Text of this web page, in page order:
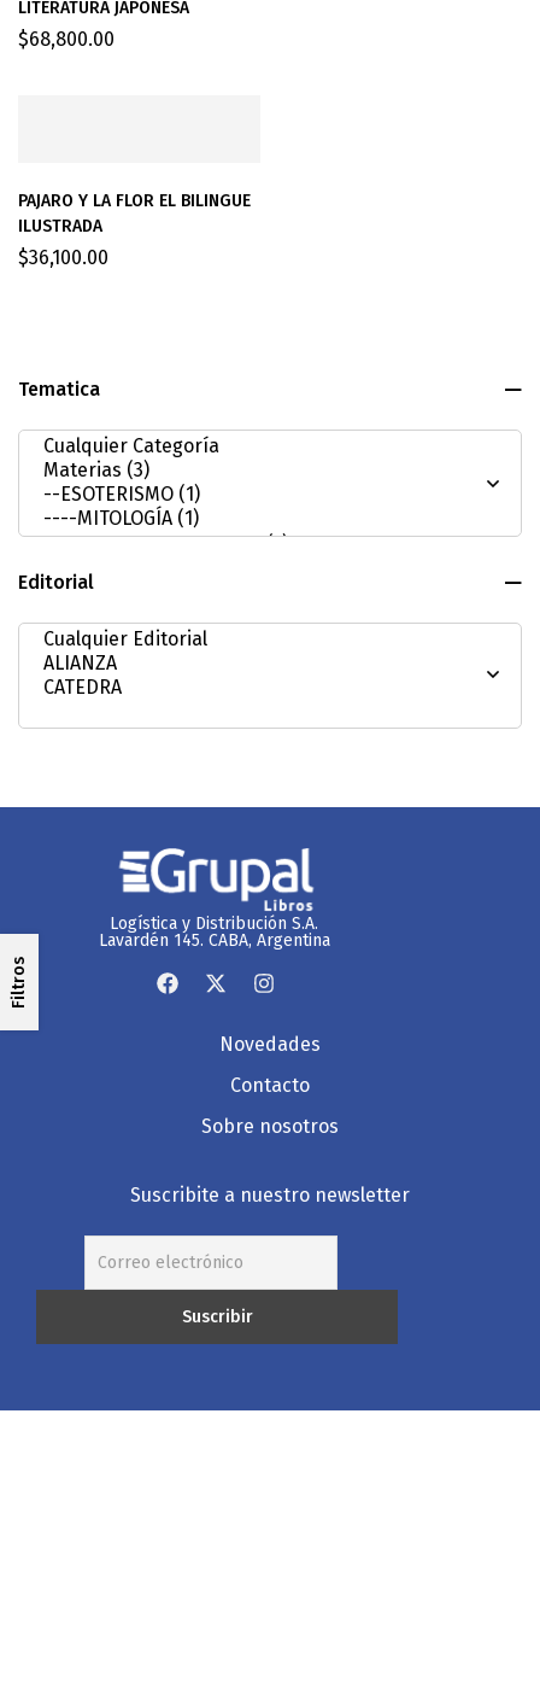
Tematica
Editorial
Filtros
LITERATURA JAPONESA
$68,800.00
PAJARO Y LA FLOR EL BILINGUE
ILUSTRADA
$36,100.00
Logística y Distribución S.A.
Lavardén 145. CABA, Argentina
Novedades
Contacto
Sobre nosotros
Suscribite a nuestro newsletter